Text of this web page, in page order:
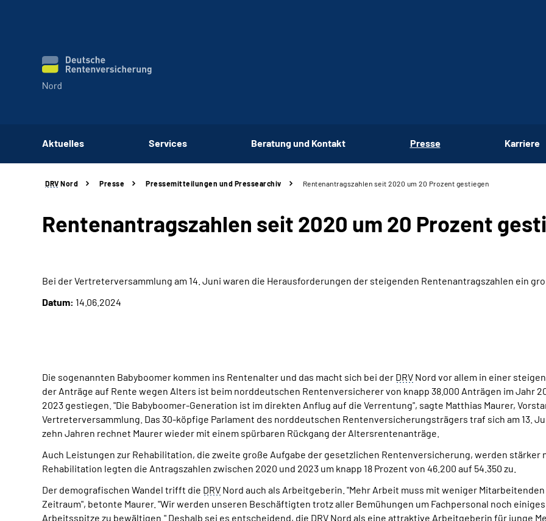
Aktuelles Services Beratung und Kontakt Presse Karriere
DRV Nord Presse Pressemitteilungen und Pressearchiv Rentenantragszahlen seit 2020 um 20 Prozent gestiegen
Rentenantragszahlen seit 2020 um 20 Prozent
Bei der Vertreterversammlung am 14. Juni waren die Herausforderungen der steigenden Rentenantragszahlen ein
Datum: 14.06.2024
Die sogenannten Babyboomer kommen ins Rentenalter und das macht sich bei der DRV Nord vor allem in einer
der Anträge auf Rente wegen Alters ist beim norddeutschen Rentenversicherer von knapp 38.000 Anträgen im Jahr
2023 gestiegen. "Die Babyboomer-Generation ist im direkten Anflug auf die Verrentung", sagte Matthias Maurer,
Vertreterversammlung. Das 30-köpfige Parlament des norddeutschen Rentenversicherungsträgers traf sich am 13.
zehn Jahren rechnet Maurer wieder mit einem spürbaren Rückgang der Altersrentenanträge.
Auch Leistungen zur Rehabilitation, die zweite große Aufgabe der gesetzlichen Rentenversicherung, werden
Rehabilitation legten die Antragszahlen zwischen 2020 und 2023 um knapp 18 Prozent von 46.200 auf 54.350 zu.
Der demografischen Wandel trifft die DRV Nord auch als Arbeitgeberin. "Mehr Arbeit muss mit weniger
Zeitraum", betonte Maurer. "Wir werden unseren Beschäftigten trotz aller Bemühungen um Fachpersonal noch
Arbeitsspitze zu bewältigen." Deshalb sei es entscheidend, die DRV Nord als eine attraktive Arbeitgeberin für junge